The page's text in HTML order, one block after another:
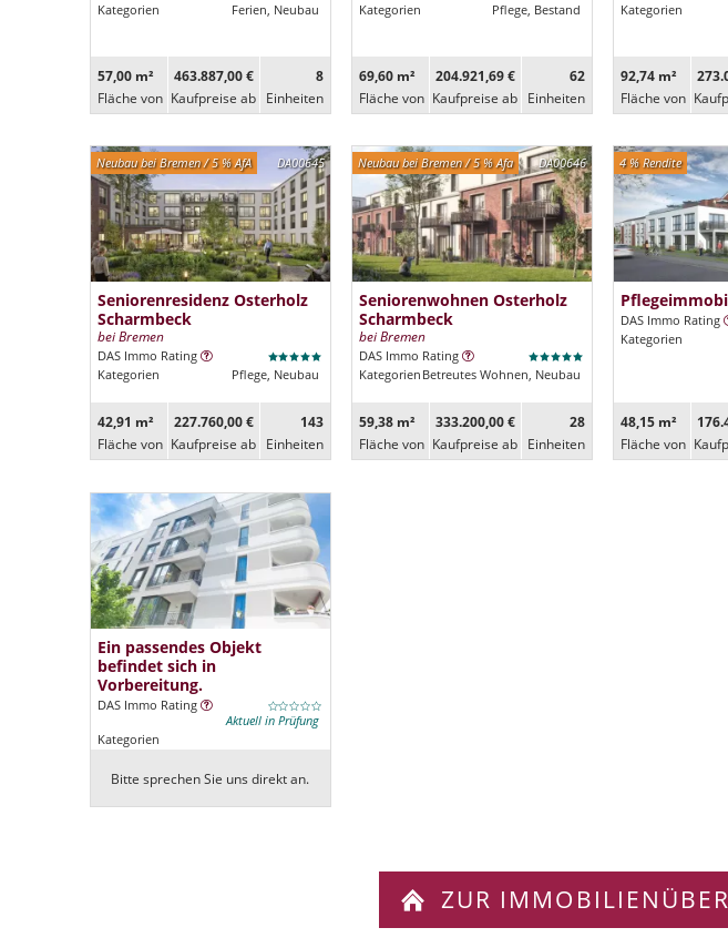
Kategorien
Ferien, Neubau
57,00 m²
Fläche von
463.887,00 €
Kaufpreise ab
8
Ein­heiten
Kategorien
Pflege, Bestand
69,60 m²
Fläche von
204.921,69 €
Kaufpreise ab
62
Ein­heiten
Kategorien
92,74 m²
Fläche von
DA00645
Neubau bei Bremen / 5 % AfA
Seniorenresidenz Osterholz
Scharmbeck
bei Bremen
DAS Immo Rating
Kategorien
Pflege, Neubau
42,91 m²
Fläche von
227.760,00 €
Kaufpreise ab
143
Ein­heiten
DA00646
Neubau bei Bremen / 5 % Afa
Seniorenwohnen Osterholz
Scharmbeck
bei Bremen
DAS Immo Rating
Kategorien Betreutes Wohnen, Neubau
59,38 m²
Fläche von
333.200,00 €
Kaufpreise ab
28
Ein­heiten
4 % Rendite
DAS Immo Rating
Kategorien
48,15 m²
Fläche von
Ein passendes Objekt
befindet sich in
Vorbereitung.
DAS Immo Rating
Aktuell in Prüfung
Kategorien
Bitte sprechen Sie uns direkt an.
ZUR